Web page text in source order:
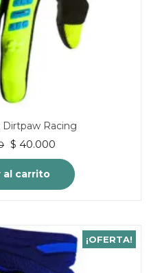
producto
Dirtpaw Racing
El
precio
original
era:
$ 40.000
precio
actual
es:
al carrito
¡OFERTA!